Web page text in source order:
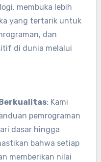
membuka lebih
yang tertarik untuk
dan
di dunia melalui
: Kami
pemrograman
dasar hingga
bahwa setiap
memberikan nilai